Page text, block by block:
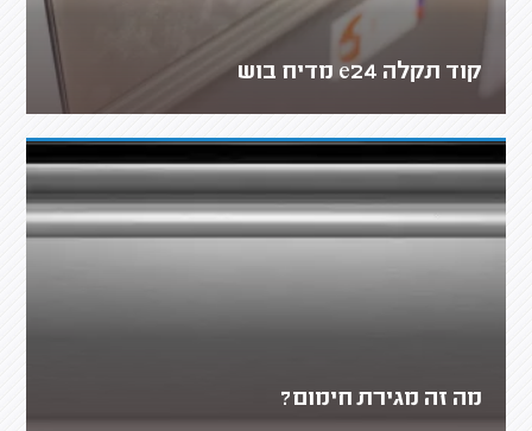
קוד תקלה e24 מדיח בוש
מה זה מגירת חימום?